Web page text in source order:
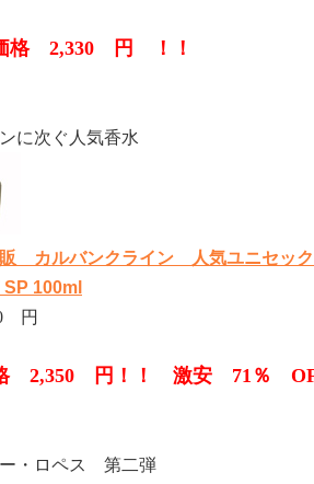
格 2,330 円 ！！
に次ぐ人気香水
販 カルバンクライン 人気ユニセッ
100ml
円
2,350 円！！ 激安 71％
ー・ロペス 第二弾